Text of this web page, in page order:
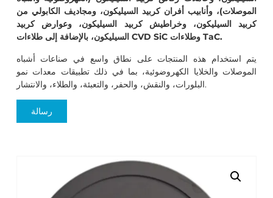
الموصلات)، وأنابيب أفران كربيد السيليكون، ومجاديف الكابولي من
كربيد السيليكون، وخراطيش كربيد السيليكون، وعوارض كربيد
السيليكون، بالإضافة إلى طلاءات CVD SiC وطلاءات TaC.
يتم استخدام هذه المنتجات على نطاق واسع في صناعات أشباه
الموصلات والخلايا الكهروضوئية، بما في ذلك تطبيقات معدات نمو
البلورات، والنقش، والحفر، والتعبئة، والطلاء، والانتشار.
رسالة